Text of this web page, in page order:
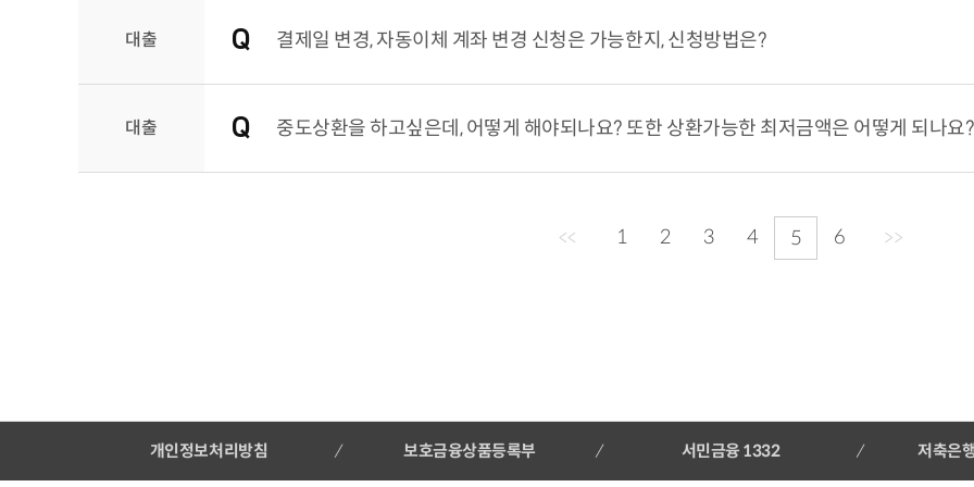
대출 결제일 변경, 자동이체 계좌 변경 신청은 가능한지, 신청방법은?
대출 중도상환을 하고싶은데, 어떻게 해야되나요? 또한 상환가능한 최저금액은 어떻게 되나요?
<< 1 2 3 4 5 6 >>
개인정보처리방침 보호금융상품등록부 서민금융 1332 저축은